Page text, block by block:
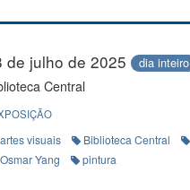
de julho de 2025 dia inteiro
Central
artes visuais Biblioteca Central
Osmar Yang
pintura